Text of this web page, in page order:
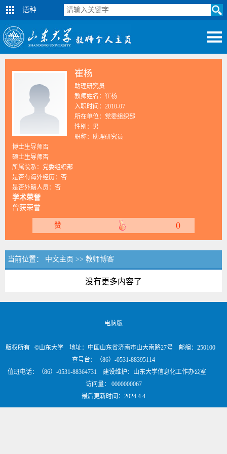
语种
崔杨
助理研究员
教师姓名：崔杨
入职时间：2010-07
所在单位：党委组织部
性别：男
职称：助理研究员
博士生导师否
硕士生导师否
所属院系：党委组织部
是否有海外经历：否
是否外籍人员：否
学术荣誉
曾获荣誉
赞 0
当前位置： 中文主页 >> 教师博客
没有更多内容了
电脑版
版权所有 ©山东大学 地址：中国山东省济南市山大南路27号 邮编：250100
查号台：（86）-0531-88395114
值班电话：（86）-0531-88364731 建设维护：山东大学信息化工作办公室
访问量： 0000000067
最后更新时间： 2024.4.4